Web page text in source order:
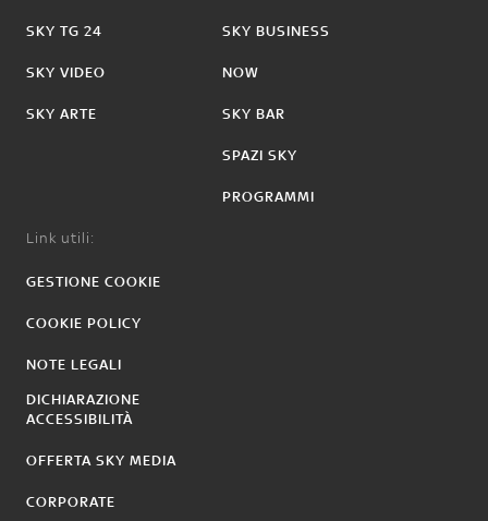
SKY TG 24
SKY VIDEO
SKY ARTE
SKY BUSINESS
NOW
SKY BAR
SPAZI SKY
PROGRAMMI
Link utili:
GESTIONE COOKIE
COOKIE POLICY
NOTE LEGALI
DICHIARAZIONE
ACCESSIBILITÀ
OFFERTA SKY MEDIA
CORPORATE